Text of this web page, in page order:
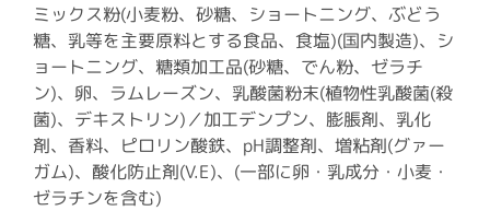
ミックス粉(小麦粉、砂糖、ショートニング、ぶどう
糖、乳等を主要原料とする食品、食塩)(国内製造)、シ
ョートニング、糖類加工品(砂糖、でん粉、ゼラチ
ン)、卵、ラムレーズン、乳酸菌粉末(植物性乳酸菌(殺
菌)、デキストリン)／加工デンプン、膨脹剤、乳化
剤、香料、ピロリン酸鉄、pH調整剤、増粘剤(グァー
ガム)、酸化防止剤(V.E)、(一部に卵・乳成分・小麦・
ゼラチンを含む)